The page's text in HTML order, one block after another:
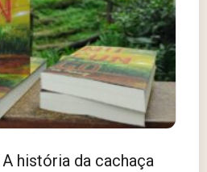
história da cachaça